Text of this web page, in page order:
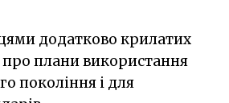
додатково крилатих
про плани використання
покоління і для